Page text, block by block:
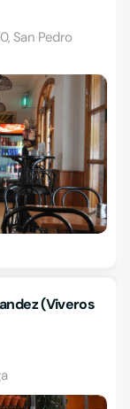
San Pedro
(Viveros